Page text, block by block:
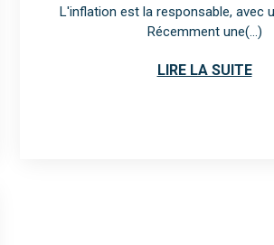
L'inflation est la responsable, avec
Récemment une(...)
LIRE LA SUITE